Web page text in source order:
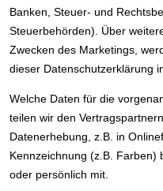
Banken, Steuer- und
Steuerbehörden). Über
Zwecken des Marketings,
dieser Datenschutzerklärung
Welche Daten für die
teilen wir den
Datenerhebung, z.B. in
Kennzeichnung (z.B. Farben)
oder persönlich mit.